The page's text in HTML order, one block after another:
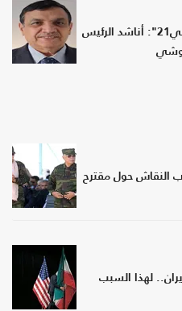
قيادي بالنهضة التونسية لـ "عربي21": أناشد الرئيس
النقاش حول مقترح
لهذا السبب